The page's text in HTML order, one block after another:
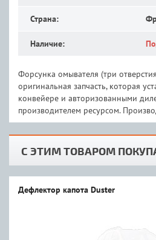
Страна:
Наличие:
Форсунка омывателя (три
оригинальная запчасть, которая
конвейере и авторизованными
производителем ресурсом.
С ЭТИМ ТОВАРОМ
Дефлектор капота Duster